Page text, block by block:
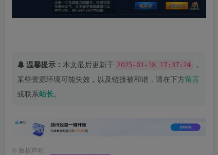
温馨提示： 本文最后更新于 2025-01-18 17:37:24
，
某些资源环境可能失效，以及链接被和谐，请在下方留言
或联系站长。
© 版权声明